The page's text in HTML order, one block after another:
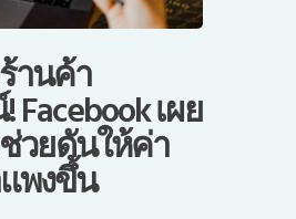
านค้า
เผย
วยดันให้ค่า
พงขึ้น